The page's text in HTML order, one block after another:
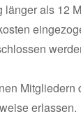
als 12
erlassen.